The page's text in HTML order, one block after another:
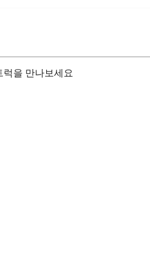
럭을 만나보세요